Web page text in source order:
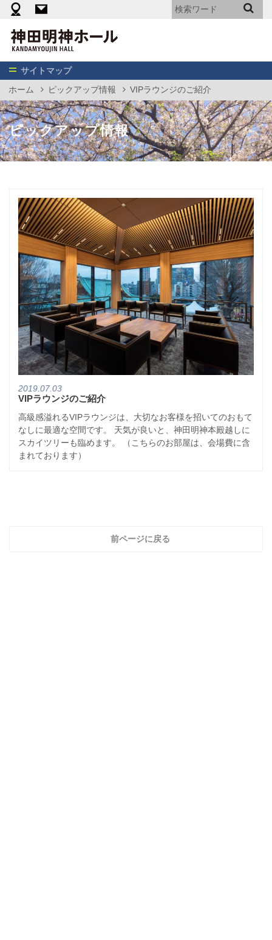
ホ
ー
ル
サイトマップ
機材・備品・設備リスト
ホーム ピックアップ情報 VIPラウンジのご紹介
ピックアップ情報
2019.07.03
VIPラウンジのご紹介
高級感溢れるVIPラウンジは、大切なお客様を招いてのおもて
なしに最適な空間です。 天気が良いと、神田明神本殿越しに
スカイツリーも臨めます。 （こちらのお部屋は、会場費に含
まれております）
前ページに戻る